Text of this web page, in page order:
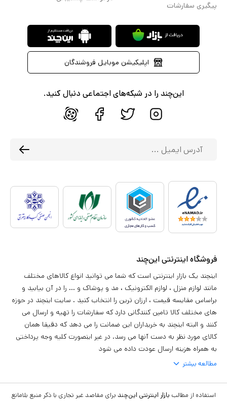
پیگیری سفارشات
اپلیکیشن موبایل فروشندگان
این‌چند را در شبکه‌های اجتماعی دنبال کنید.
فروشگاه اینترنتی این‌چند
اینچند یک بازار اینترنتی است که شما می توانید انواع کالاهای مختلف
مانند لوازم منزل ، لوازم الکترونیک ، مد و پوشاک و ... را در آن بیابید و
براساس مقایسه قیمت ، ارزان ترین را انتخاب کنید . سایت اینچند در حوزه
های مختلف کالا تامین کنندگانی دارد که سفارشات را تهیه و ارسال می
کنند و البته اینچند به خریداران این ضمانت را می دهد که دقیقا همان
کالای مورد نظر به دست آنها می رسد. در غیر اینصورت کلیه وجه پرداختی
به همراه هزینه ارسال عودت داده می شود
مطالعه بیشتر
استفاده از مطالب بازار اینترنتی این‌چند برای مقاصد غیر تجاری با ذکر منبع بلامانع